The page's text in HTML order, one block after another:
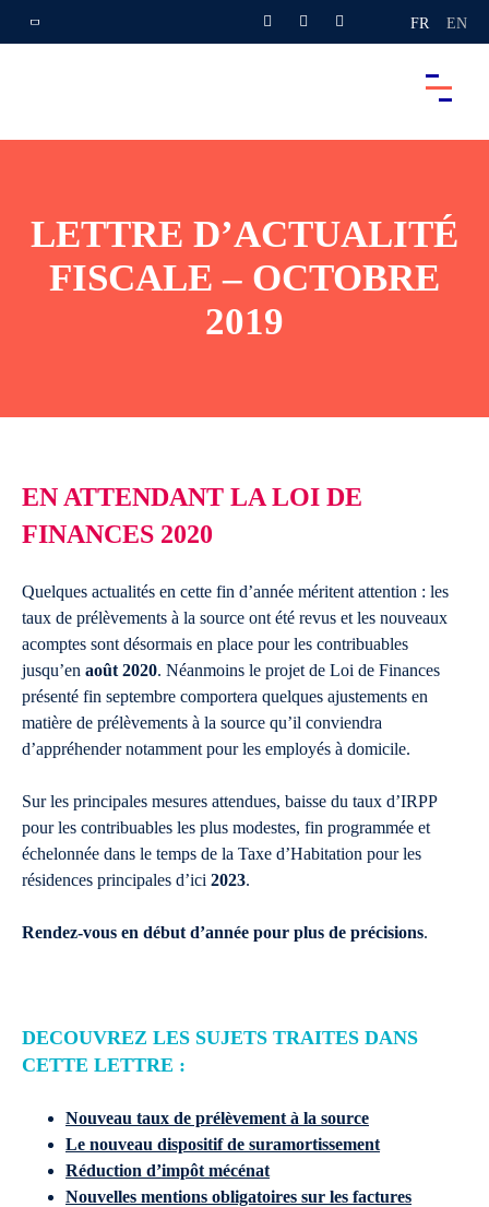
FR EN
LETTRE D’ACTUALITÉ
FISCALE – OCTOBRE
2019
EN ATTENDANT LA LOI DE
FINANCES 2020
Quelques actualités en cette fin d’année méritent attention : les
taux de prélèvements à la source ont été revus et les nouveaux
acomptes sont désormais en place pour les contribuables
jusqu’en août 2020. Néanmoins le projet de Loi de Finances
présenté fin septembre comportera quelques ajustements en
matière de prélèvements à la source qu’il conviendra
d’appréhender notamment pour les employés à domicile.
Sur les principales mesures attendues, baisse du taux d’IRPP
pour les contribuables les plus modestes, fin programmée et
échelonnée dans le temps de la Taxe d’Habitation pour les
résidences principales d’ici 2023.
Rendez-vous en début d’année pour plus de précisions.
DECOUVREZ LES SUJETS TRAITES DANS
CETTE LETTRE :
Nouveau taux de prélèvement à la source
Le nouveau dispositif de suramortissement
Réduction d’impôt mécénat
Nouvelles mentions obligatoires sur les factures